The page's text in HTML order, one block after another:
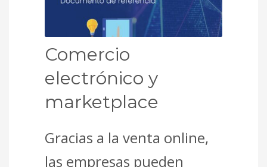
Comercio
electrónico y
marketplace
Gracias a la venta online,
las empresas pueden